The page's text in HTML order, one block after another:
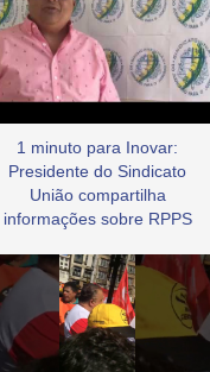
1 minuto para Inovar:
Presidente do Sindicato
União compartilha
informações sobre RPPS